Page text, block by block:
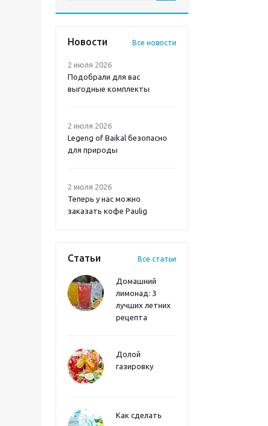
Новости Все новости
2 июля 2026
Подобрали для вас
выгодные комплекты
2 июля 2026
Legeng of Baikal безопасно
для природы
2 июля 2026
Теперь у нас можно
заказать кофе Paulig
Статьи Все статьи
Домашний
лимонад: 3
лучших летних
рецепта
Долой
газировку
Как сделать